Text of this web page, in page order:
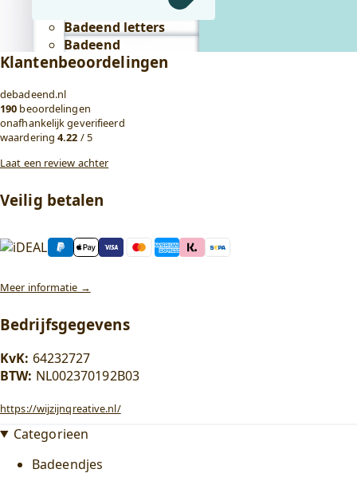
Badeend knuffels
Badeend letters
Badeend
sleutelhangers
bekijken
Lifestyle
Badeend badtextiel
Badjassen
bekijken
Badeend kleding
Badeend
hoedjes
sokken
Alles in kleding
Klantenbeoordelingen
debadeend.nl
190 beoordelingen
onafhankelijk geverifieerd
waardering4.22 / 5
Laat een review achter
Veilig betalen
Meer informatie →
Bedrijfsgegevens
KvK: 64232727
BTW: NL002370192B03
https://wijzijnqreative.nl/
Categorieen
Badeendjes